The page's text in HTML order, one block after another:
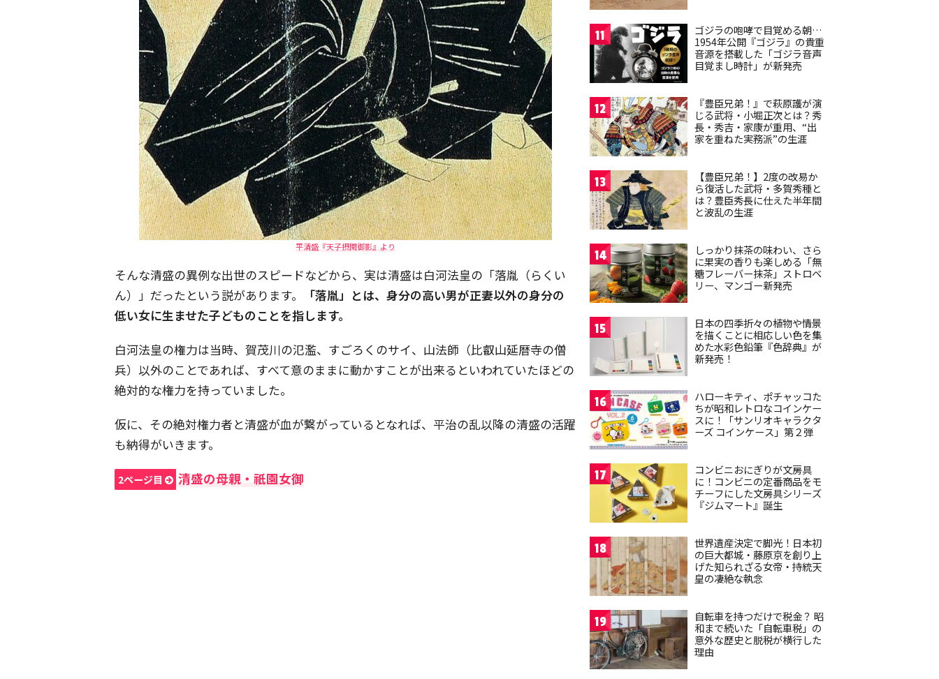
平清盛『天子摂関御影』より
そんな清盛の異例な出世のスピードなどから、実は清盛は白河法皇の「落胤（らくい
ん）」だったという説があります。
「落胤」とは、身分の高い男が正妻以外の身分の
低い女に生ませた子どものことを指します。
白河法皇の権力は当時、賀茂川の氾濫、すごろくのサイ、山法師（比叡山延暦寺の僧
兵）以外のことであれば、すべて意のままに動かすことが出来るといわれていたほどの
絶対的な権力を持っていました。
仮に、その絶対権力者と清盛が血が繋がっているとなれば、平治の乱以降の清盛の活躍
も納得がいきます。
2ページ目 清盛の母親・祇園女御
11
ゴジラの咆哮で目覚める朝…
1954年公開『ゴジラ』の貴重
音源を搭載した「ゴジラ音声
目覚まし時計」が新発売
12
『豊臣兄弟！』で萩原護が演
じる武将・小堀正次とは？秀
長・秀吉・家康が重用、“出
家を重ねた実務派”の生涯
13
【豊臣兄弟！】2度の改易か
ら復活した武将・多賀秀種と
は？豊臣秀長に仕えた半年間
と波乱の生涯
14
しっかり抹茶の味わい、さら
に果実の香りも楽しめる「無
糖フレーバー抹茶」ストロベ
リー、マンゴー新発売
15
日本の四季折々の植物や情景
を描くことに相応しい色を集
めた水彩色鉛筆『色辞典』が
新発売！
16
ハローキティ、ポチャッコた
ちが昭和レトロなコインケー
スに！「サンリオキャラクタ
ーズ コインケース」第２弾
17
コンビニおにぎりが文房具
に！コンビニの定番商品をモ
チーフにした文房具シリーズ
『ジムマート』誕生
18
世界遺産決定で脚光！日本初
の巨大都城・藤原京を創り上
げた知られざる女帝・持統天
皇の凄絶な執念
19
自転車を持つだけで税金？ 昭
和まで続いた「自転車税」の
意外な歴史と脱税が横行した
理由